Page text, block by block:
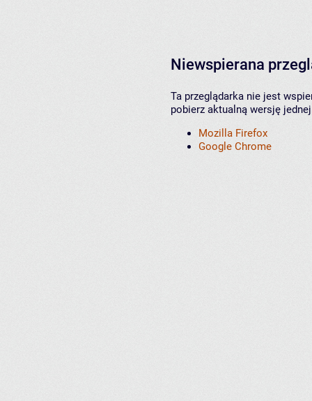
Niewspierana
Ta przeglądarka nie jest
pobierz aktualną wersję
Mozilla Firefox
Google Chrome